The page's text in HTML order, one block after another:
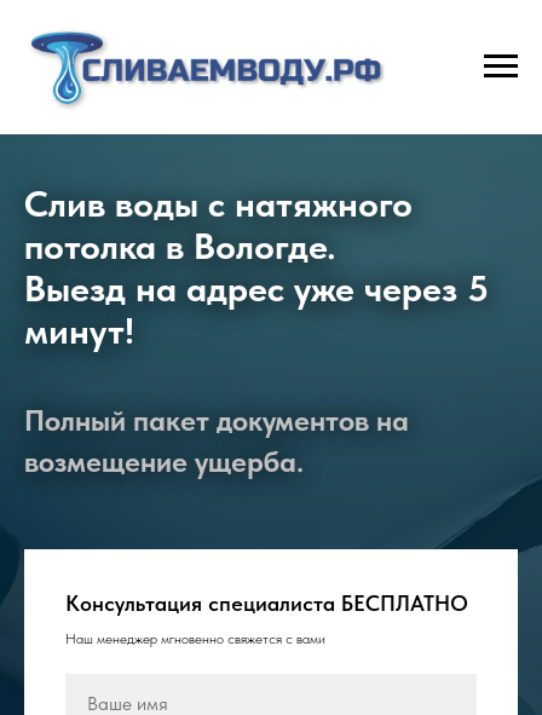
Слив воды с натяжного
потолка в Вологде.
Выезд на адрес уже через 5
минут!
Полный пакет документов на
возмещение ущерба.
Консультация специалиста БЕСПЛАТНО
Наш менеджер мгновенно свяжется с вами